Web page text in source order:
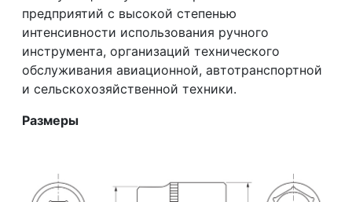
предприятий с высокой степенью
интенсивности использования ручного
инструмента, организаций технического
обслуживания авиационной, автотранспортной
и сельскохозяйственной техники.
Размеры